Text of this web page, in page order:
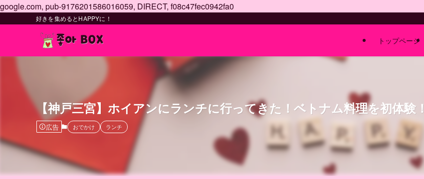
google.com, pub-9176201586016059, DIRECT, f08c47fec0942fa0
好きを集めるとHAPPYに！
トップページ
【神戸三宮】ホイアンにランチに行ってきた！ベトナム料理を初体験！
広告 おでかけ ランチ